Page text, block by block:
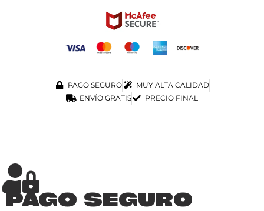
PAGO SEGURO
MUY ALTA CALIDAD
ENVÍO GRATIS
PRECIO FINAL
PAGO SEGURO